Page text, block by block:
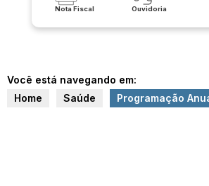
Nota Fiscal Ouvidoria
Você está navegando em:
Home
Saúde Programação